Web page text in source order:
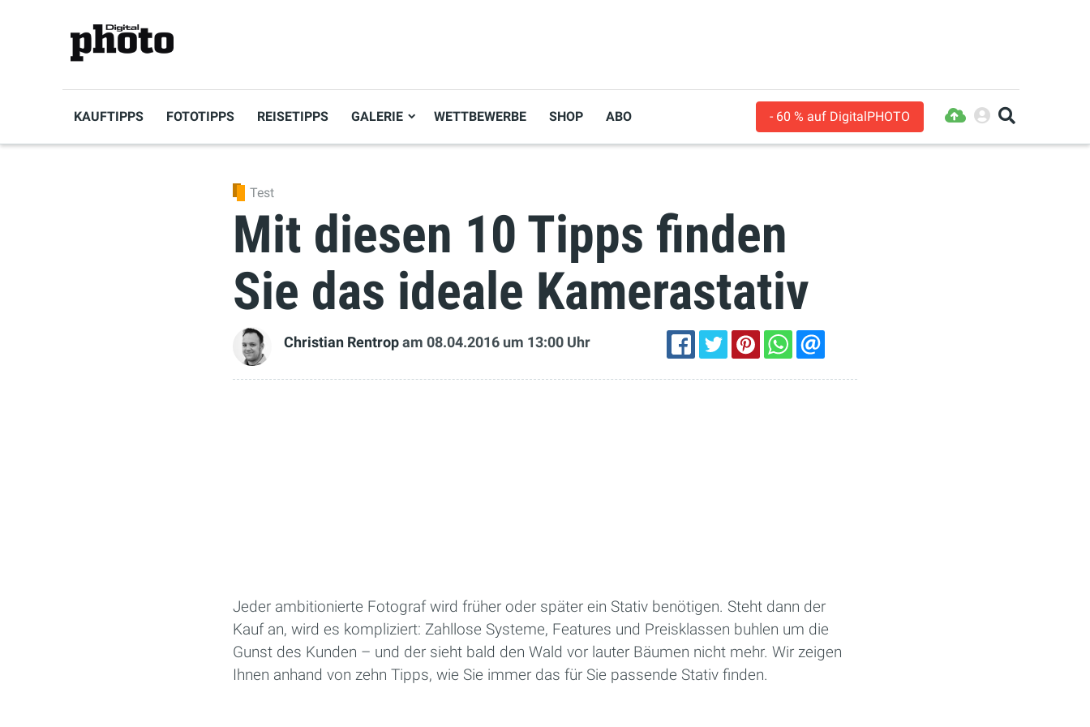
KAUFTIPPS FOTOTIPPS REISETIPPS GALERIE WETTBEWERBE SHOP ABO - 60 % auf DigitalPHOTO
Test
Mit diesen 10 Tipps finden
Sie das ideale Kamerastativ
Christian Rentrop am 08.04.2016 um 13:00 Uhr
Jeder ambitionierte Fotograf wird früher oder später ein Stativ benötigen. Steht dann der
Kauf an, wird es kompliziert: Zahllose Systeme, Features und Preisklassen buhlen um die
Gunst des Kunden – und der sieht bald den Wald vor lauter Bäumen nicht mehr. Wir zeigen
Ihnen anhand von zehn Tipps, wie Sie immer das für Sie passende Stativ finden.